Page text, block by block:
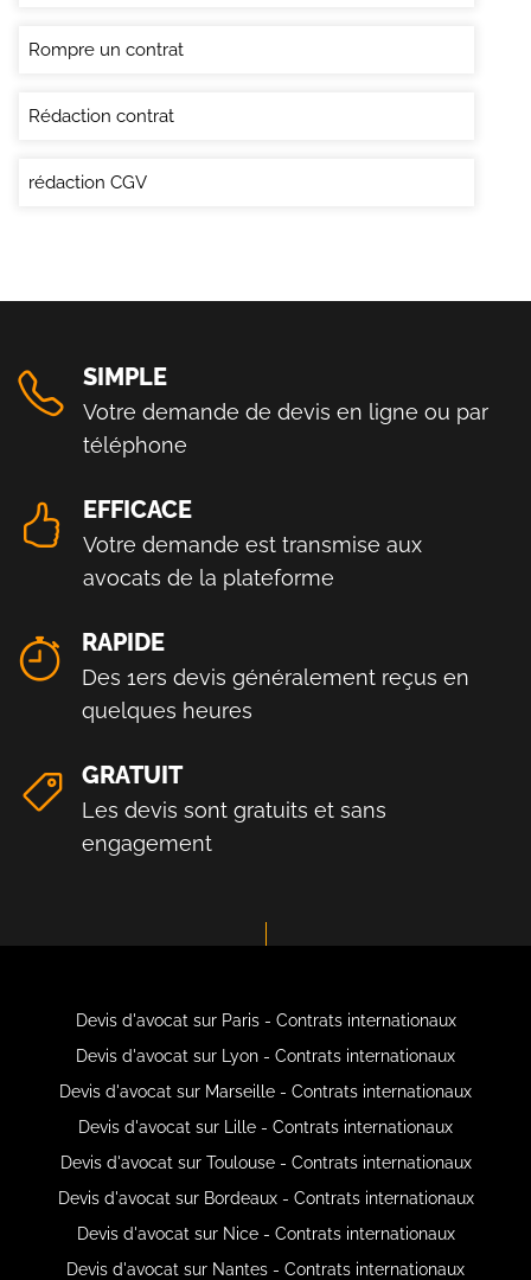
Rompre un contrat
Rédaction contrat
rédaction CGV
SIMPLE
Votre demande de devis en ligne ou par
téléphone
EFFICACE
Votre demande est transmise aux
avocats de la plateforme
RAPIDE
Des 1ers devis généralement reçus en
quelques heures
GRATUIT
Les devis sont gratuits et sans
engagement
Devis d'avocat sur Paris - Contrats internationaux
Devis d'avocat sur Lyon - Contrats internationaux
Devis d'avocat sur Marseille - Contrats internationaux
Devis d'avocat sur Lille - Contrats internationaux
Devis d'avocat sur Toulouse - Contrats internationaux
Devis d'avocat sur Bordeaux - Contrats internationaux
Devis d'avocat sur Nice - Contrats internationaux
Devis d'avocat sur Nantes - Contrats internationaux